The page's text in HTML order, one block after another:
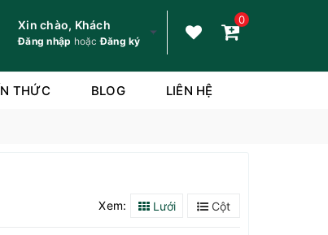
Xin chào, Khách
Đăng nhập hoặcĐăng ký
0
THỨC BLOG LIÊN HỆ
Xem: Lưới Cột